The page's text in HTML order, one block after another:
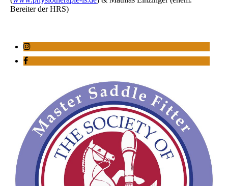
Bereiter der HRS)